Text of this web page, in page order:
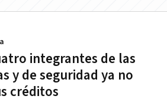
integrantes de las
y de seguridad ya no
créditos